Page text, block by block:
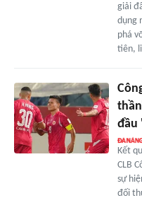
giải
dụng
phá
tiên,
đầu
Kết
CLB
sự
đối